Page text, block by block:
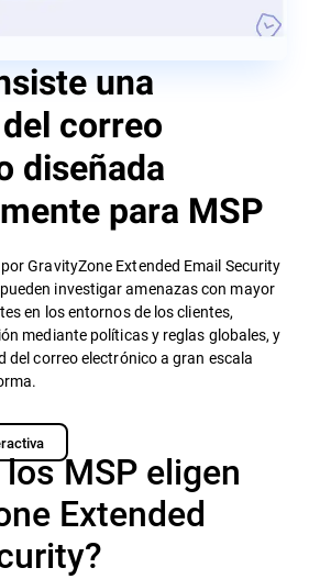
una
correo
diseñada
para MSP
GravityZone Extended Email Security
investigar amenazas con mayor
en los entornos de los clientes,
mediante políticas y reglas globales, y
del correo electrónico a gran escala
MSP eligen
Extended